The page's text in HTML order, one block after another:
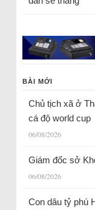
BÀI MỚI
Chủ tịch xã ở
cá độ world cup
06/08/2026
Giám đốc sở
06/08/2026
Con dâu tỷ phú